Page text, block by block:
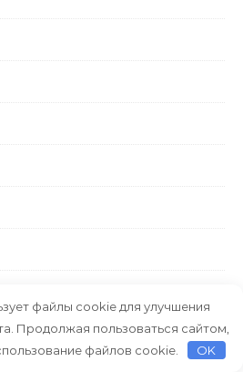
файлы cookie для улучшения
Продолжая пользоваться сайтом,
файлов cookie.
OK